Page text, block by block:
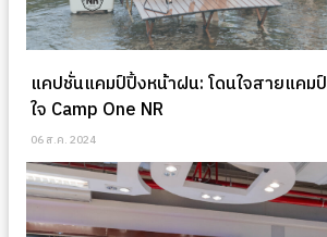
แคปชั่นแคมป์ปิ้งหน้าฝน: โดนใจสายแคม
ใจ Camp One NR
06 ส.ค. 2024